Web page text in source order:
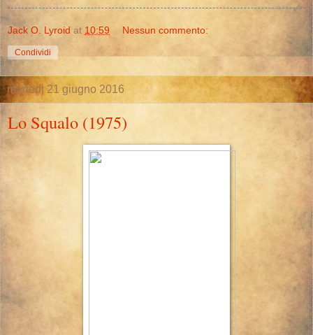
Jack O. Lyroid at 10:59 Nessun commento:
Condividi
martedì 21 giugno 2016
Lo Squalo (1975)